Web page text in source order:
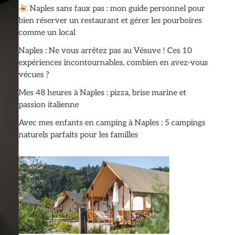
Naples sans faux pas : mon guide personnel pour
bien réserver un restaurant et gérer les pourboires
comme un local
Naples : Ne vous arrêtez pas au Vésuve ! Ces 10
expériences incontournables, combien en avez-vous
vécues ?
Mes 48 heures à Naples : pizza, brise marine et
passion italienne
Avec mes enfants en camping à Naples : 5 campings
naturels parfaits pour les familles